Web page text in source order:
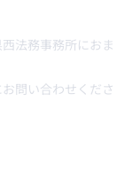
法務事務所におま
問い合わせくださ